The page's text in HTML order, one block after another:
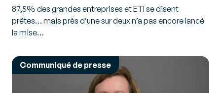
87,5% des grandes entreprises et ETI se disent
prêtes… mais près d’une sur deux n’a pas encore lancé
la mise…
Communiqué de presse